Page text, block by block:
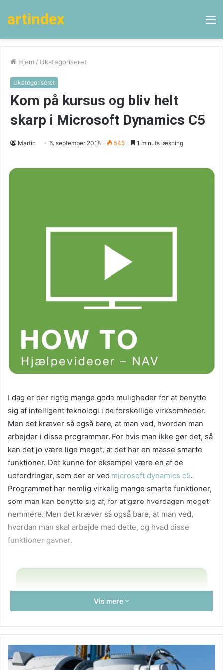
artindex
Hjem / Ukategoriseret
Ukategoriseret
Kom på kursus og bliv helt
skarp i Microsoft Dynamics C5
Martin 6. september 2018 545 1 minuts læsning
I dag er der rigtig mange gode muligheder for at benytte
sig af intelligent teknologi i de forskellige virksomheder.
Men det kræver så også bare, at man ved, hvordan man
arbejder i disse programmer. For hvis man ikke gør det, så
kan det jo være lige meget, at det har en masse smarte
funktioner. Det kunne for eksempel være en af de
udfordringer, som der er ved microsoft dynamics c5.
Programmet har nemlig virkelig mange smarte funktioner,
som man kan benytte sig af, for at gøre hverdagen meget
nemmere. Men det kræver så også bare, at man ved,
hvordan man skal arbejde med dette, og hvad disse
funktioner gavner.
Vis mere